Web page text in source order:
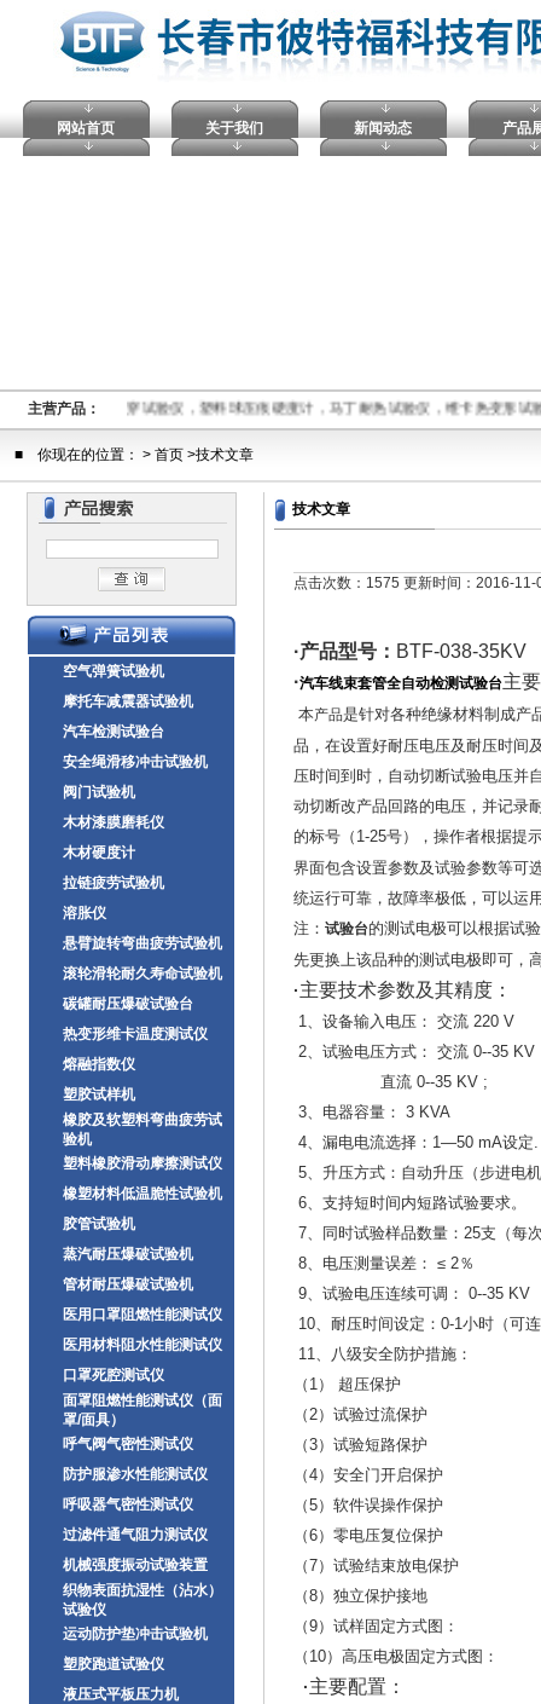
网站首页 关于我们 新闻动态 产品
主营产品：
熔融指数仪,电压击穿试验仪，塑料球压痕硬度计，马丁耐热试验仪，维卡热变形
■ 你现在的位置： > 首页 >技术文章
空气弹簧试验机
摩托车减震器试验机
汽车检测试验台
安全绳滑移冲击试验机
阀门试验机
木材漆膜磨耗仪
木材硬度计
拉链疲劳试验机
溶胀仪
悬臂旋转弯曲疲劳试验机
滚轮滑轮耐久寿命试验机
碳罐耐压爆破试验台
热变形维卡温度测试仪
熔融指数仪
塑胶试样机
橡胶及软塑料弯曲疲劳试
验机
塑料橡胶滑动摩擦测试仪
橡塑材料低温脆性试验机
胶管试验机
蒸汽耐压爆破试验机
管材耐压爆破试验机
医用口罩阻燃性能测试仪
医用材料阻水性能测试仪
口罩死腔测试仪
面罩阻燃性能测试仪（面
罩/面具）
呼气阀气密性测试仪
防护服渗水性能测试仪
呼吸器气密性测试仪
过滤件通气阻力测试仪
机械强度振动试验装置
织物表面抗湿性（沾水）
试验仪
运动防护垫冲击试验机
塑胶跑道试验仪
液压式平板压力机
技术文章
点击次数：1575 更新时间：2016-11-
·产品型号： BTF-038-35KV
·汽车线束套管全自动检测试验台主
本产品是针对各种绝缘材料制成产
品，在设置好耐压电压及耐压时间
压时间到时，自动切断试验电压并
动切断改产品回路的电压，并记录
的标号（1-25号），操作者根据提
界面包含设置参数及试验参数等可
统运行可靠，故障率极低，可以运
注： 试验台的测试电极可以根据试
先更换上该品种的测试电极即可，
·主要技术参数及其精度：
1、设备输入电压： 交流 220 V
2、试验电压方式： 交流 0--35 KV
直流 0--35 KV ;
3、电器容量： 3 KVA
4、漏电电流选择：1—50 mA设定.
5、升压方式：自动升压（步进电
6、支持短时间内短路试验要求。
7、同时试验样品数量：25支（每
8、电压测量误差： ≤ 2％
9、试验电压连续可调： 0--35 KV
10、耐压时间设定：0-1小时（可
11、八级安全防护措施：
（1） 超压保护
（2）试验过流保护
（3）试验短路保护
（4）安全门开启保护
（5）软件误操作保护
（6）零电压复位保护
（7）试验结束放电保护
（8）独立保护接地
（9）试样固定方式图：
（10）高压电极固定方式图：
·主要配置：